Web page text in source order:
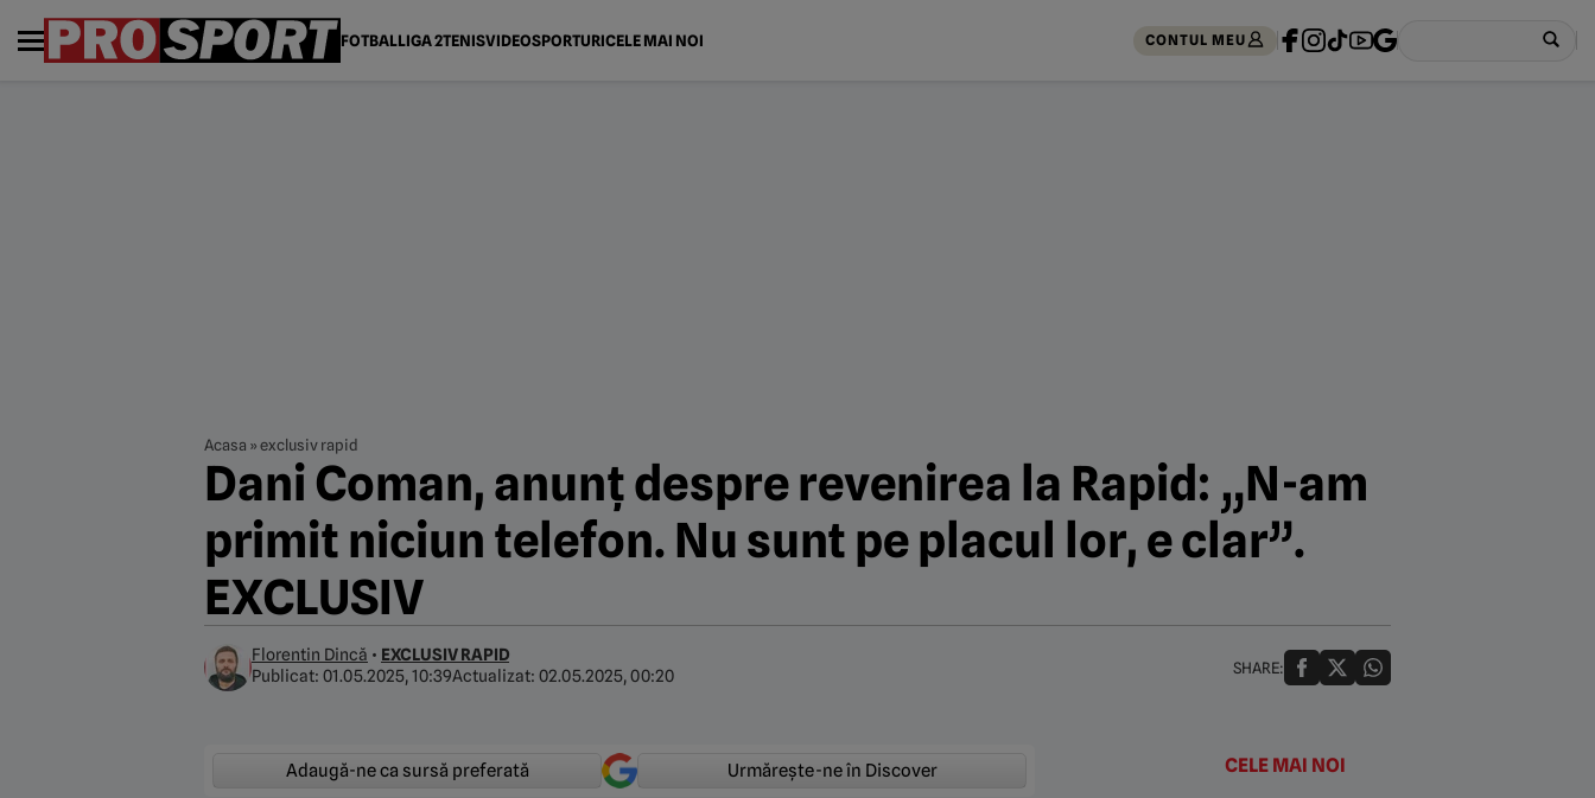
FOTBALLIGA 2TENISVIDEOSPORTURICELE MAI NOI CONTUL MEU
Acasa »exclusiv rapid
Dani Coman, anunț despre revenirea la Rapid: „N-am
primit niciun telefon. Nu sunt pe placul lor, e clar”.
EXCLUSIV
Florentin Dincă • EXCLUSIV RAPID
Publicat: 01.05.2025, 10:39Actualizat: 02.05.2025, 00:20 SHARE:
Adaugă-ne ca sursă preferată Urmărește-ne în Discover
CELE MAI NOI